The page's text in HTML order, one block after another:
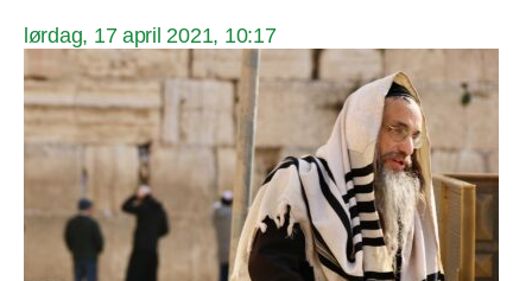
lørdag, 17 april 2021, 10:17